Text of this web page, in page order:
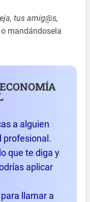
tus amig@s,
o mandándosela
a alguien
profesional.
que te diga y
aplicar
llamar a